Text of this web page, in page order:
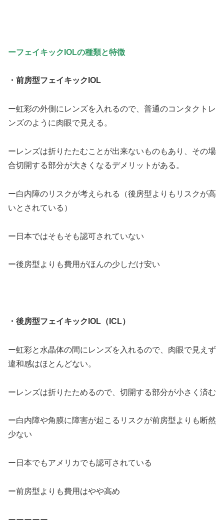
ーフェイキックIOLの種類と特徴
・前房型フェイキックIOL
ー虹彩の外側にレンズを入れるので、普通のコンタクトレ
ンズのように肉眼で見える。
ーレンズは折りたたむことが出来ないものもあり、その場
合切開する部分が大きくなるデメリットがある。
ー白内障のリスクが考えられる（後房型よりもリスクが高
いとされている）
ー日本ではそもそも認可されていない
ー後房型よりも費用がほんの少しだけ安い
・ 後房型フェイキックIOL（ICL）
ー虹彩と水晶体の間にレンズを入れるので、肉眼で見えず
違和感はほとんどない。
ーレンズは折りたためるので、切開する部分が小さく済む
ー白内障や角膜に障害が起こるリスクが前房型よりも断然
少ない
ー日本でもアメリカでも認可されている
ー前房型よりも費用はやや高め
ーーーーー